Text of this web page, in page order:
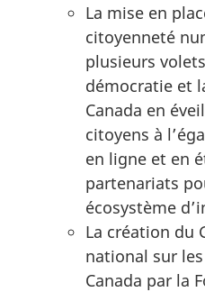
La mise en
citoyenneté
plusieurs
démocratie et
Canada en
citoyens à
en ligne et en
partenariats
écosystème
La création du
national sur
Canada par la